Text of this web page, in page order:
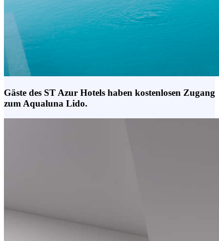
Gäste des ST Azur Hotels haben kostenlosen Zugang
zum Aqualuna Lido.